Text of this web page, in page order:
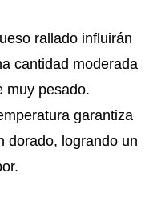
rallado influirán
cantidad moderada
muy pesado.
garantiza
dorado, logrando un